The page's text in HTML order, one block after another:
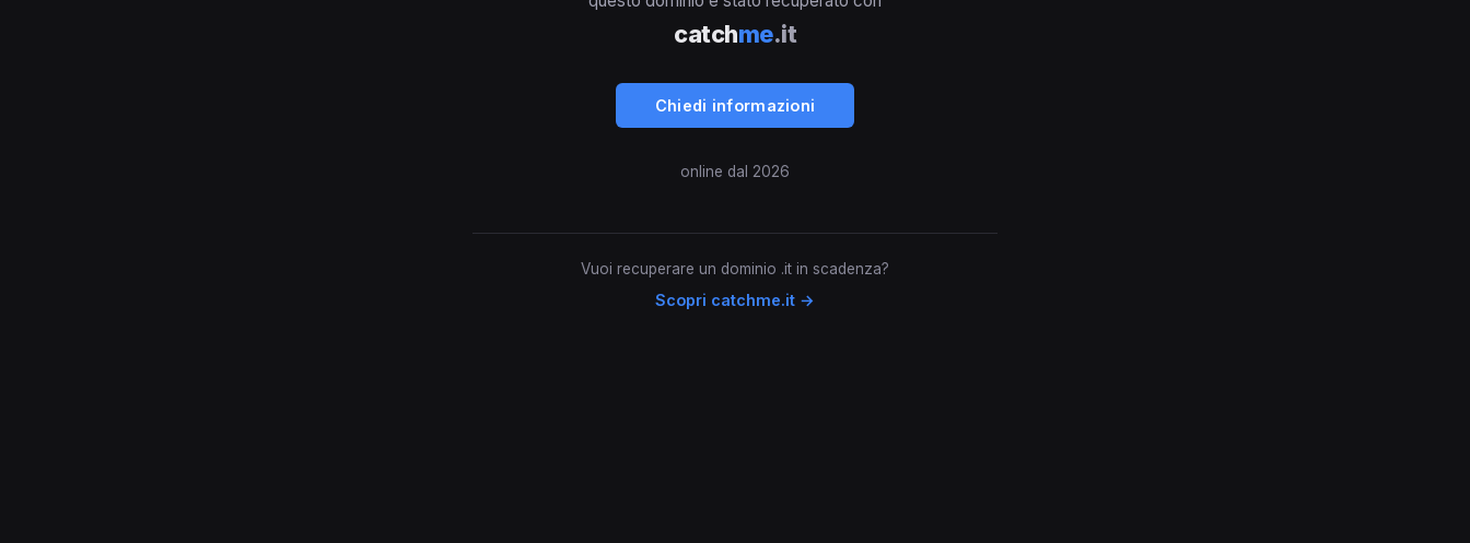
catchme.it
Chiedi informazioni
online dal 2026
Vuoi recuperare un dominio .it in scadenza?
Scopri catchme.it →